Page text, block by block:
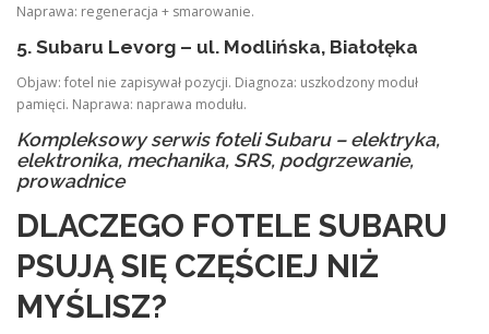
Naprawa: regeneracja + smarowanie.
5. Subaru Levorg – ul. Modlińska, Białołęka
Objaw: fotel nie zapisywał pozycji. Diagnoza: uszkodzony moduł
pamięci. Naprawa: naprawa modułu.
Kompleksowy serwis foteli Subaru – elektryka,
elektronika, mechanika, SRS, podgrzewanie,
prowadnice
DLACZEGO FOTELE SUBARU
PSUJĄ SIĘ CZĘŚCIEJ NIŻ
MYŚLISZ?